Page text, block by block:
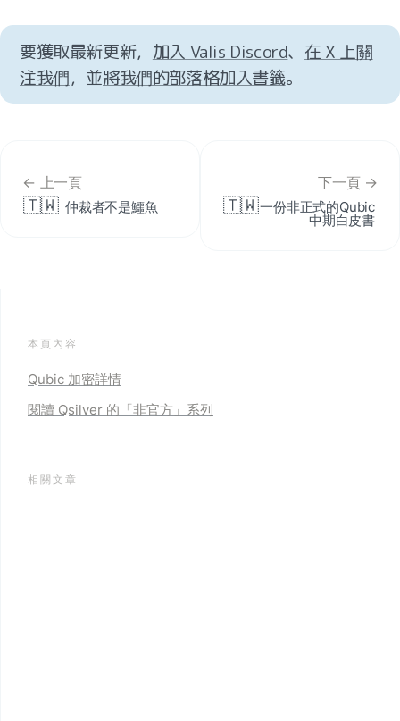
要獲取最新更新， 加入 Valis Discord、 在 X 上關
注我們，並將我們的部落格加入書籤。
← 上一頁
🇹🇼 仲裁者不是鱷魚
下一頁 →
🇹🇼一份非正式的Qubic
中期白皮書
本頁內容
Qubic 加密詳情
閱讀 Qsilver 的「非官方 」系列
相關文章